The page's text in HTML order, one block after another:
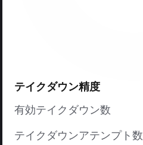
テイクダウン精度
有効テイクダウン数
テイクダウンアテンプト数